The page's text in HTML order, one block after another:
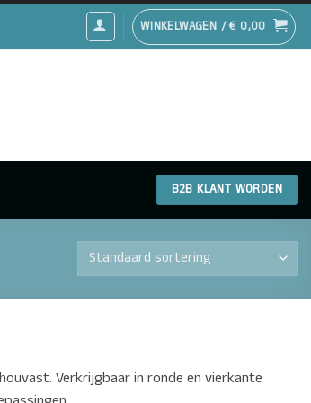
WINKELWAGEN /€ 0,00
B2B KLANT WORDEN
Verkrijgbaar in ronde en vierkante